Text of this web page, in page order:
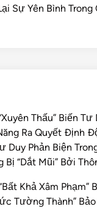
Sự Yên Bình Trong
Thấu” Biến Tư
Ra Quyết Định
Duy Phản Biện
Bị “Dắt Mũi” Bởi
Khả Xâm Phạm”
Tường Thành”